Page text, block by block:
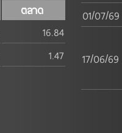
ตลาด
16.84
1.47
01/07/69
17/06/69